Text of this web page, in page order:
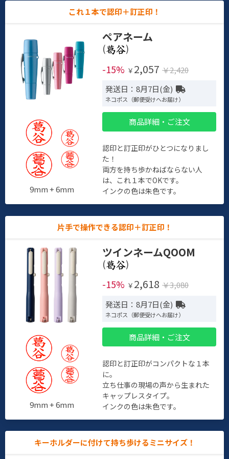
これ１本で認印＋訂正印！
9mm + 6mm
ペアネーム
(
)
-15% ￥ 2,057 ￥2,420
発送日：8月7日(金)
ネコポス（郵便受けへお届け）
商品詳細・ご注文
認印と訂正印がひとつになりまし
た！
両方を持ち歩かねばならない人
は、これ１本でOKです。
インクの色は朱色です。
片手で操作できる認印＋訂正印！
9mm + 6mm
ツインネームQOOM
(
)
-15% ￥ 2,618 ￥3,080
発送日：8月7日(金)
ネコポス（郵便受けへお届け）
商品詳細・ご注文
認印と訂正印がコンパクトな１本
に。
立ち仕事の現場の声から生まれた
キャップレスタイプ。
インクの色は朱色です。
キーホルダーに付けて持ち歩けるミニサイズ！